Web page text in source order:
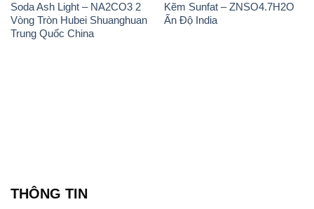
Soda Ash Light – NA2CO3 2
Vòng Tròn Hubei Shuanghuan
Trung Quốc China
Kẽm Sunfat – ZNSO4.7H2O
Ấn Độ India
THÔNG TIN